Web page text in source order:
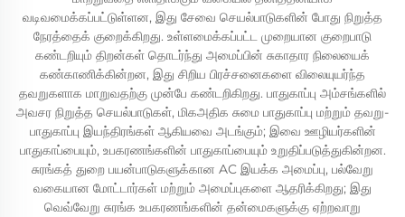
வடிவமைக்கப்பட்டுள்ளன, இது சேவை செயல்பாடுகளின் போது நிறுத்த
நேரத்தைக் குறைக்கிறது. உள்ளமைக்கப்பட்ட முறையான குறைபாடு
கண்டறியும் திறன்கள் தொடர்ந்து அமைப்பின் சுகாதார நிலையைக்
கண்காணிக்கின்றன, இது சிறிய பிரச்சனைகளை விலையுயர்ந்த
தவறுகளாக மாறுவதற்கு முன்பே கண்டறிகிறது. பாதுகாப்பு அம்சங்களில்
அவசர நிறுத்த செயல்பாடுகள், மிகஅதிக சுமை பாதுகாப்பு மற்றும் தவறு-
பாதுகாப்பு இயந்திரங்கள் ஆகியவை அடங்கும்; இவை ஊழியர்களின்
பாதுகாப்பையும், உபகரணங்களின் பாதுகாப்பையும் உறுதிப்படுத்துகின்றன.
சுரங்கத் துறை பயன்பாடுகளுக்கான AC இயக்க அமைப்பு, பல்வேறு
வகையான மோட்டார்கள் மற்றும் அமைப்புகளை ஆதரிக்கிறது; இது
வெவ்வேறு சுரங்க உபகரணங்களின் தன்மைகளுக்கு ஏற்றவாறு